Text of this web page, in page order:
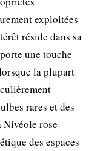
exploitées
réside dans sa
une touche
la plupart
rares et des
Nivéole rose
des espaces